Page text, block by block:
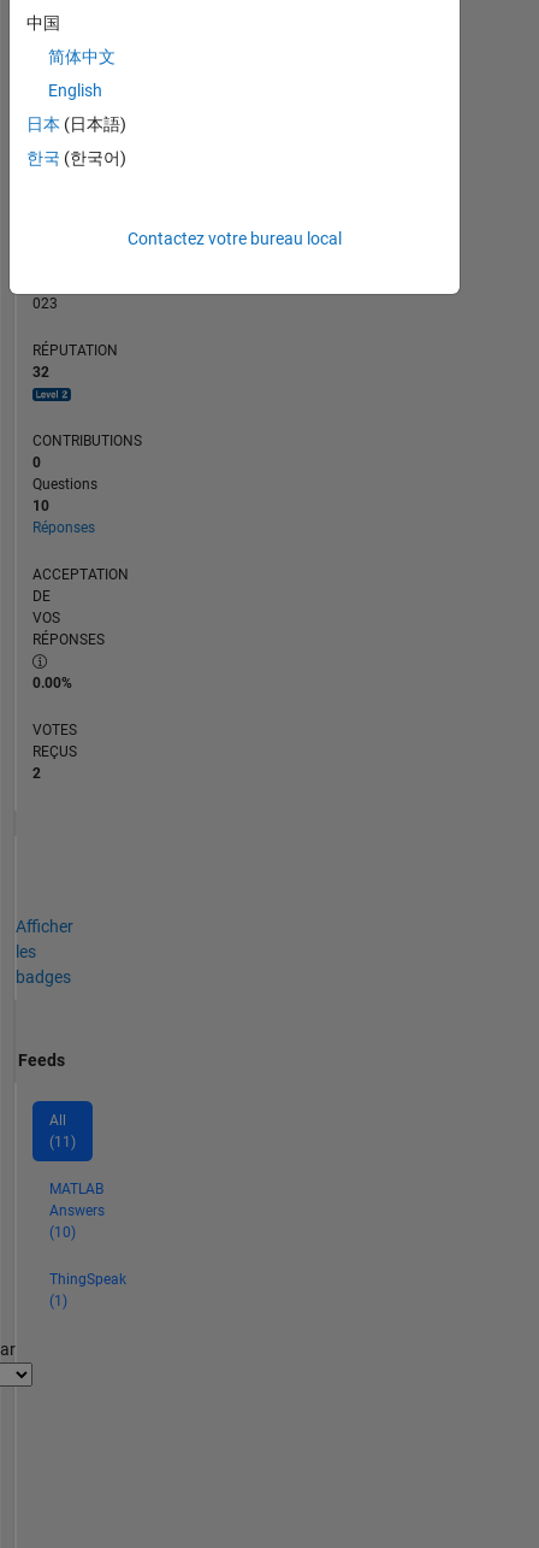
0
023
RÉPUTATION
32
CONTRIBUTIONS
0
Questions
10
Réponses
ACCEPTATION
DE
VOS
RÉPONSES
0.00%
VOTES
REÇUS
2
Afficher
les
badges
Feeds
All
(11)
MATLAB
Answers
(10)
ThingSpeak
(1)
中国
简体中文
English
日本 (日本語)
한국 (한국어)
Contactez votre bureau local